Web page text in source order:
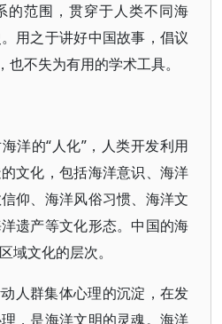
的范围，贯穿于人类不同海
用之于讲好中国故事，倡议
也不失为有用的学术工具。
洋的“人化”，人类开发利用
文化，包括海洋意识、海洋
仰、海洋风俗习惯、海洋文
遗产等文化形态。中国的海
域文化的层次。
人群集体心理的沉淀，在发
，是海洋文明的灵魂。海洋